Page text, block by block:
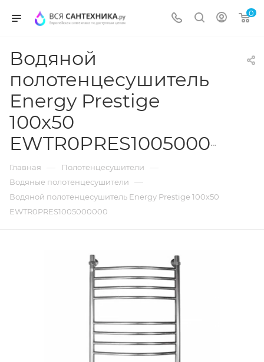
0
Водяной
полотенцесушитель
Energy Prestige
100x50
EWTR0PRES1005000000
Главная — Полотенцесушители —
Водяные полотенцесушители —
Водяной полотенцесушитель Energy Prestige 100x50
EWTR0PRES1005000000